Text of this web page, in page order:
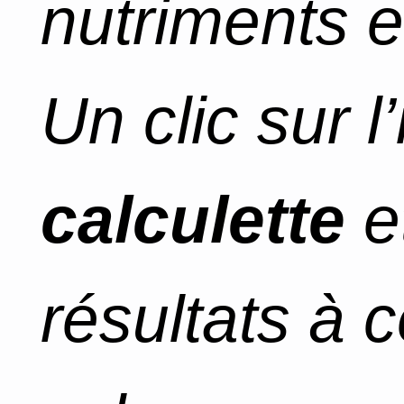
nutriments
Un clic sur
calculette
résultats à